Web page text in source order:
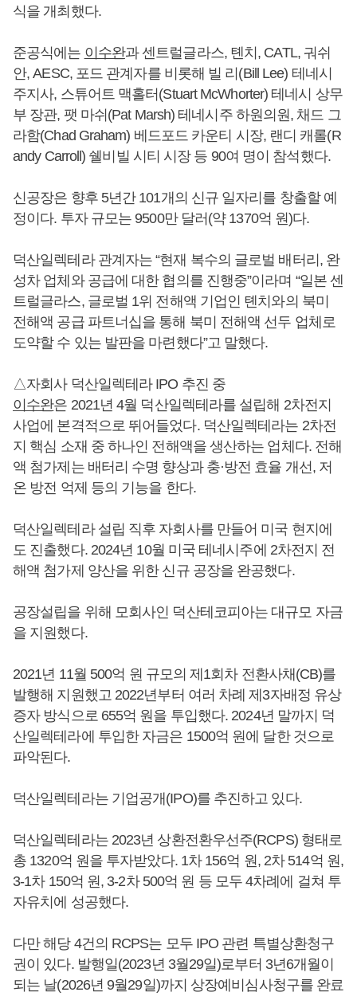
식을 개최했다.
준공식에는 이수완과 센트럴글라스, 톈치, CATL, 궈쉬
안, AESC, 포드 관계자를 비롯해 빌 리(Bill Lee) 테네시
주지사, 스튜어트 맥홀터(Stuart McWhorter) 테네시 상무
부 장관, 팻 마쉬(Pat Marsh) 테네시주 하원의원, 채드 그
라함(Chad Graham) 베드포드 카운티 시장, 랜디 캐롤(R
andy Carroll) 쉘비빌 시티 시장 등 90여 명이 참석했다.
신공장은 향후 5년간 101개의 신규 일자리를 창출할 예
정이다. 투자 규모는 9500만 달러(약 1370억 원)다.
덕산일렉테라 관계자는 “현재 복수의 글로벌 배터리, 완
성차 업체와 공급에 대한 협의를 진행중”이라며 “일본 센
트럴글라스, 글로벌 1위 전해액 기업인 톈치와의 북미
전해액 공급 파트너십을 통해 북미 전해액 선두 업체로
도약할 수 있는 발판을 마련했다”고 말했다.
△자회사 덕산일렉테라 IPO 추진 중
이수완은 2021년 4월 덕산일렉테라를 설립해 2차전지
사업에 본격적으로 뛰어들었다. 덕산일렉테라는 2차전
지 핵심 소재 중 하나인 전해액을 생산하는 업체다. 전해
액 첨가제는 배터리 수명 향상과 충·방전 효율 개선, 저
온 방전 억제 등의 기능을 한다.
덕산일렉테라 설립 직후 자회사를 만들어 미국 현지에
도 진출했다. 2024년 10월 미국 테네시주에 2차전지 전
해액 첨가제 양산을 위한 신규 공장을 완공했다.
공장설립을 위해 모회사인 덕산테코피아는 대규모 자금
을 지원했다.
2021년 11월 500억 원 규모의 제1회차 전환사채(CB)를
발행해 지원했고 2022년부터 여러 차례 제3자배정 유상
증자 방식으로 655억 원을 투입했다. 2024년 말까지 덕
산일렉테라에 투입한 자금은 1500억 원에 달한 것으로
파악된다.
덕산일렉테라는 기업공개(IPO)를 추진하고 있다.
덕산일렉테라는 2023년 상환전환우선주(RCPS) 형태로
총 1320억 원을 투자받았다. 1차 156억 원, 2차 514억 원,
3-1차 150억 원, 3-2차 500억 원 등 모두 4차례에 걸쳐 투
자유치에 성공했다.
다만 해당 4건의 RCPS는 모두 IPO 관련 특별상환청구
권이 있다. 발행일(2023년 3월29일)로부터 3년6개월이
되는 날(2026년 9월29일)까지 상장예비심사청구를 완료